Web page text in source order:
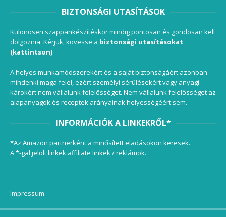
BIZTONSÁGI UTASÍTÁSOK
Különösen szappankészítéskor mindig pontosan és gondosan kell
dolgoznia. Kérjük, kövesse a biztonsági utasításokat
(kattintson).
A helyes munkamódszerekért és a saját biztonságáért azonban
mindenki maga felel, ezért személyi sérülésekért vagy anyagi
károkért nem vállalunk felelősséget. Nem vállalunk felelősséget az
alapanyagok és receptek arányainak helyességéért sem.
INFORMÁCIÓK A LINKEKRŐL*
*Az Amazon partnerként a minősített eladásokon keresek.
A *-gal jelölt linkek affiliate linkek / reklámok.
Impressum